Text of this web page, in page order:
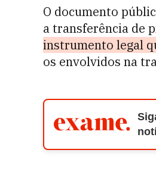
O documento
a transferência de
instrumento legal
os envolvidos na